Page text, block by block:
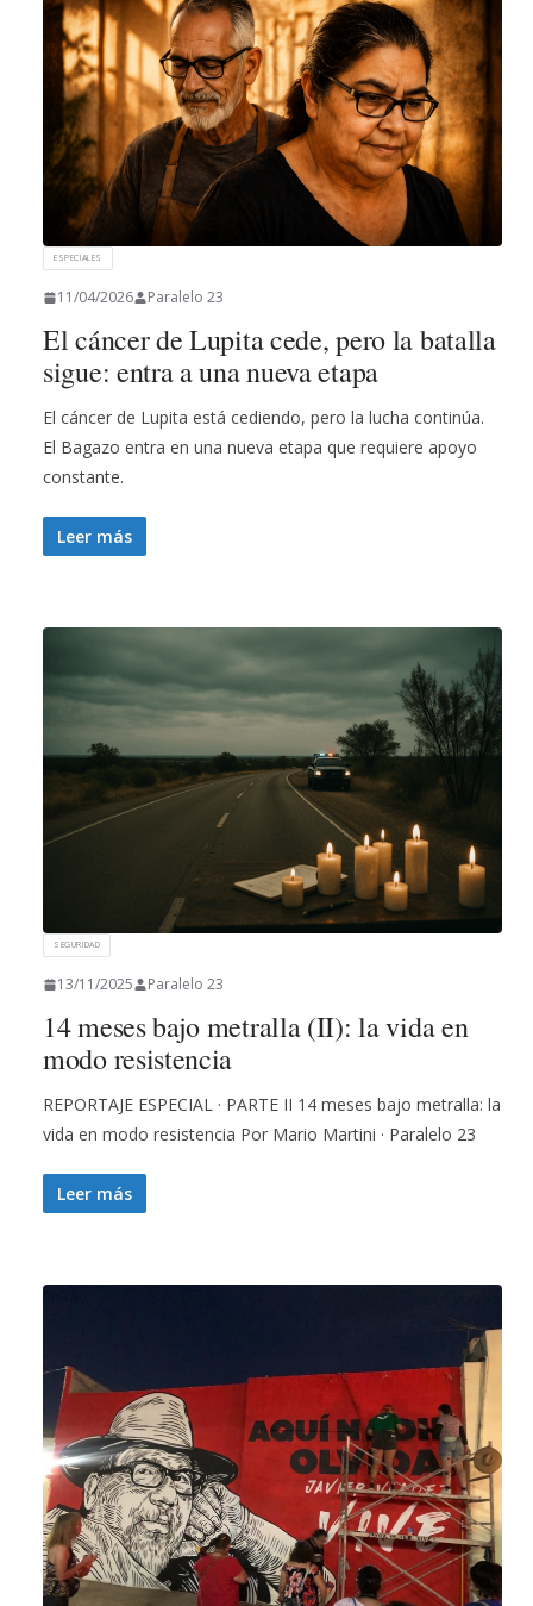
ESPECIALES
11/04/2026 Paralelo 23
El cáncer de Lupita cede, pero la batalla
sigue: entra a una nueva etapa
El cáncer de Lupita está cediendo, pero la lucha continúa.
El Bagazo entra en una nueva etapa que requiere apoyo
constante.
Leer más
SEGURIDAD
13/11/2025 Paralelo 23
14 meses bajo metralla (II): la vida en
modo resistencia
REPORTAJE ESPECIAL · PARTE II 14 meses bajo metralla: la
vida en modo resistencia Por Mario Martini · Paralelo 23
Leer más